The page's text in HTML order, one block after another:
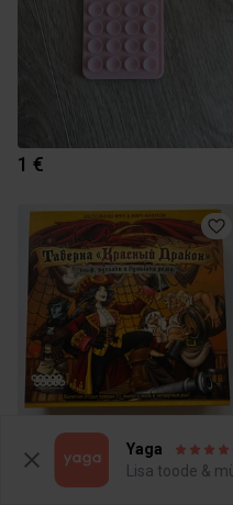
1 €
Yaga
Lisa toode &